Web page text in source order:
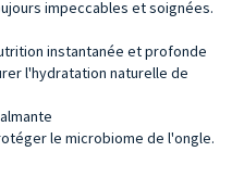
impeccables et soignées.
instantanée et profonde
l'hydratation naturelle de
le microbiome de l'ongle.